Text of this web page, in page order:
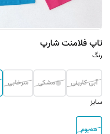
تاپ فلامنت شارپ
رنگ
آبی کاربنی مشکی سرخابی
سایز
مدیوم